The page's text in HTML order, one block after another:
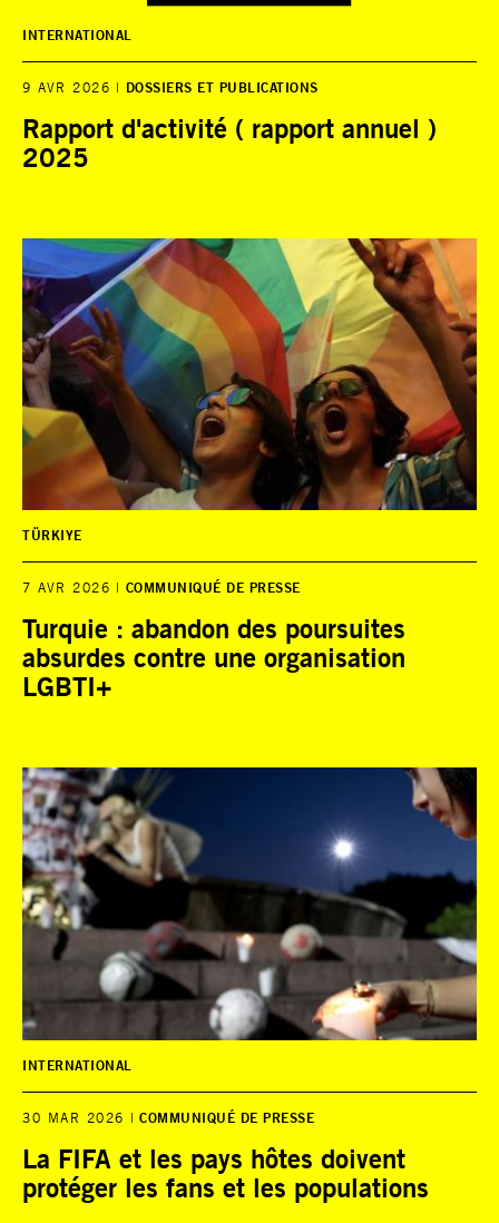
INTERNATIONAL
9 AVR 2026 DOSSIERS ET PUBLICATIONS
Rapport d'activité ( rapport annuel )
2025
TÜRKIYE
7 AVR 2026 COMMUNIQUÉ DE PRESSE
Turquie : abandon des poursuites
absurdes contre une organisation
LGBTI+
INTERNATIONAL
30 MAR 2026 COMMUNIQUÉ DE PRESSE
La FIFA et les pays hôtes doivent
protéger les fans et les populations